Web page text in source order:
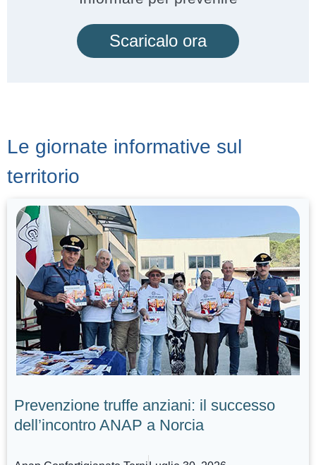
Scaricalo ora
Le giornate informative sul
territorio
Prevenzione truffe anziani: il successo
dell’incontro ANAP a Norcia